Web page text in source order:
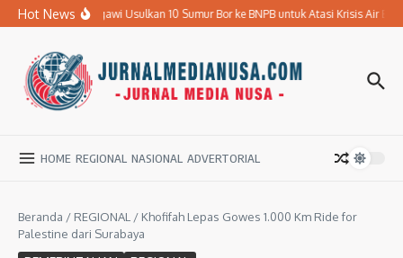
Lewati ke konten
Hot News
Pemkab Ngawi Usulkan 10 Sumur Bor ke BNPB untuk Atasi Krisis Air Bersih
HOME REGIONAL NASIONAL ADVERTORIAL
Beranda / REGIONAL / Khofifah Lepas Gowes 1.000 Km Ride for
Palestine dari Surabaya